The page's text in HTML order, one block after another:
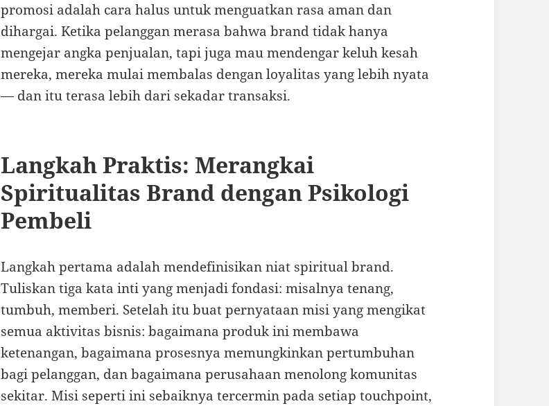
promosi adalah cara halus untuk menguatkan rasa aman dan
dihargai. Ketika pelanggan merasa bahwa brand tidak hanya
mengejar angka penjualan, tapi juga mau mendengar keluh kesah
mereka, mereka mulai membalas dengan loyalitas yang lebih nyata
— dan itu terasa lebih dari sekadar transaksi.
Langkah Praktis: Merangkai
Spiritualitas Brand dengan Psikologi
Pembeli
Langkah pertama adalah mendefinisikan niat spiritual brand.
Tuliskan tiga kata inti yang menjadi fondasi: misalnya tenang,
tumbuh, memberi. Setelah itu buat pernyataan misi yang mengikat
semua aktivitas bisnis: bagaimana produk ini membawa
ketenangan, bagaimana prosesnya memungkinkan pertumbuhan
bagi pelanggan, dan bagaimana perusahaan menolong komunitas
sekitar. Misi seperti ini sebaiknya tercermin pada setiap touchpoint,